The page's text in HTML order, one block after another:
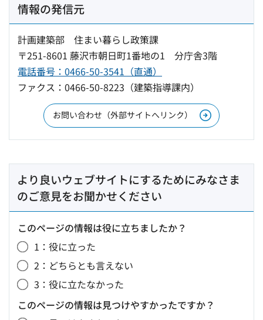
情報の発信元
計画建築部 住まい暮らし政策課
〒251-8601 藤沢市朝日町1番地の1 分庁舎3階
電話番号：0466-50-3541（直通）
ファクス：0466-50-8223（建築指導課内）
お問い合わせ（外部サイトへリンク）
より良いウェブサイトにするためにみなさま
のご意見をお聞かせください
このページの情報は役に立ちましたか？
1：役に立った
2：どちらとも言えない
3：役に立たなかった
このページの情報は見つけやすかったですか？